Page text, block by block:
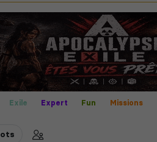
Exile Expert Fun
Missions